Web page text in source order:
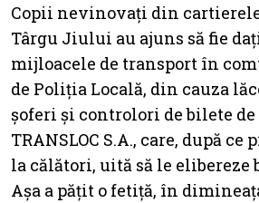
Copii nevinovați din
Târgu Jiului au ajuns să fie
mijloacele de transport în
de Poliția Locală, din cauza
șoferi și controlori de bilete de
TRANSLOC S.A., care, după
la călători, uită să le elibereze
Așa a pățit o fetiță, în